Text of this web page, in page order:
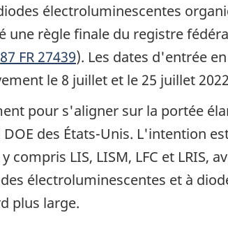
électroluminescentes
une règle finale du registre
87 FR 27439). Les dates d'entrée
le 8 juillet et le 25 juillet
pour s'aligner sur la portée
des États-Unis. L'intention
LIS, LISM, LFC et LRIS,
électroluminescentes et à
plus large.